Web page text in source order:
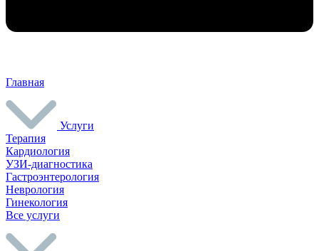
Главная
Услуги
Терапия
Кардиология
УЗИ-диагностика
Гастроэнтерология
Неврология
Гинекология
Все услуги